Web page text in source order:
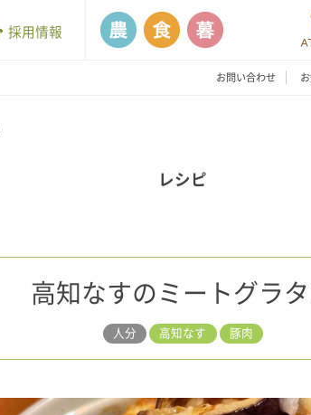
採用情報
お問い合わせ
レシピ
高知なすのミートグラ
人分 高知なす 豚肉